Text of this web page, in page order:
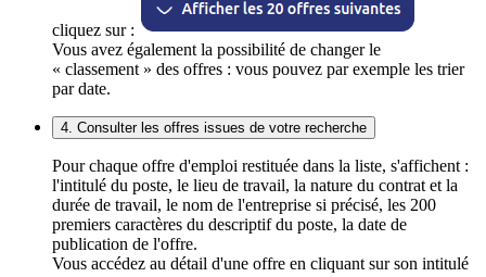
cliquez sur :
Vous avez également la possibilité de changer le
« classement » des offres : vous pouvez par exemple les trier
par date.
4. Consulter les offres issues de votre recherche
Pour chaque offre d'emploi restituée dans la liste, s'affichent :
l'intitulé du poste, le lieu de travail, la nature du contrat et la
durée de travail, le nom de l'entreprise si précisé, les 200
premiers caractères du descriptif du poste, la date de
publication de l'offre.
Vous accédez au détail d'une offre en cliquant sur son intitulé